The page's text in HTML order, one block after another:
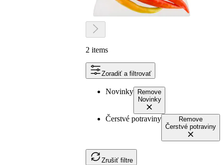
2 items
Zoradiť a filtrovať
Novinky Remove
Novinky
Čerstvé potraviny
Remove
Čerstvé potraviny
Zrušiť filtre